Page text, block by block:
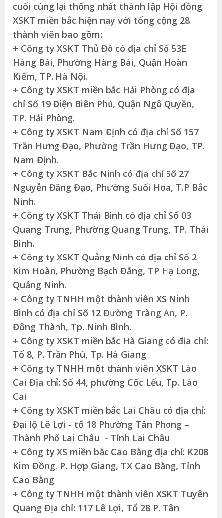
cuối cùng lại thống nhất thành lập Hội đồng
XSKT miền bắc hiện nay với tổng cộng 28
thành viên bao gồm:
+ Công ty XSKT Thủ Đô có địa chỉ Số 53E
Hàng Bài, Phường Hàng Bài, Quận Hoàn
Kiếm, TP. Hà Nội.
+ Công ty XSKT miền bắc Hải Phòng có địa
chỉ Số 19 Điện Biên Phủ, Quận Ngô Quyền,
TP. Hải Phòng.
+ Công ty XSKT Nam Định có địa chỉ Số 157
Trần Hưng Đạo, Phường Trần Hưng Đạo, TP.
Nam Định.
+ Công ty XSKT Bắc Ninh có địa chỉ Số 27
Nguyễn Đăng Đạo, Phường Suối Hoa, T.P Bắc
Ninh.
+ Công ty XSKT Thái Bình có địa chỉ Số 03
Quang Trung, Phường Quang Trung, TP. Thái
Bình.
+ Công ty XSKT Quảng Ninh có địa chỉ Số 2
Kim Hoàn, Phường Bạch Đằng, TP Hạ Long,
Quảng Ninh.
+ Công ty TNHH một thành viên XS Ninh
Bình có địa chỉ Số 12 Đường Tràng An, P.
Đông Thành, Tp. Ninh Bình.
+ Công ty XSKT miền bắc Hà Giang có địa chỉ:
Tổ 8, P. Trần Phú, Tp. Hà Giang
+ Công ty TNHH một thành viên XSKT Lào
Cai Địa chỉ: Số 44, phường Cốc Lếu, Tp. Lào
Cai
+ Công ty XSKT miền bắc Lai Châu có địa chỉ:
Đại lộ Lê Lợi - tổ 18 Phường Tân Phong –
Thành Phố Lai Châu - Tỉnh Lai Châu
+ Công ty XS miền bắc Cao Bằng địa chỉ: K208
Kim Đồng, P. Hợp Giang, TX Cao Bằng, Tỉnh
Cao Bằng
+ Công ty TNHH một thành viên XSKT Tuyên
Quang Địa chỉ: 117 Lê Lợi, Tổ 28 P. Tân